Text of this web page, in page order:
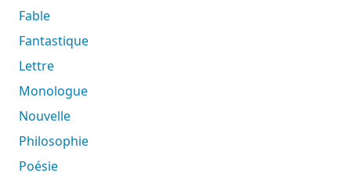
Fable
Fantastique
Lettre
Monologue
Nouvelle
Philosophie
Poésie